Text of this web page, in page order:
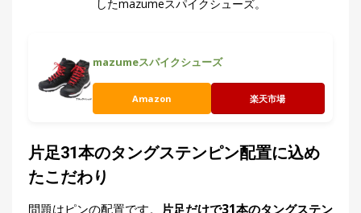
したmazumeスパイクシューズ。
mazumeスパイクシューズ
Amazon 楽天市場
片足31本のタングステンピン配置に込め
たこだわり